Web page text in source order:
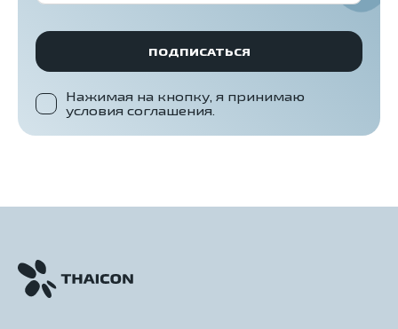
ПОДПИСАТЬСЯ
Нажимая на кнопку, я принимаю
условия соглашения.